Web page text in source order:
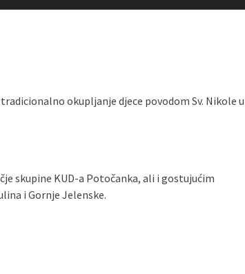
okupljanje djece povodom Sv. Nikole u
skupine KUD-a Potočanka, ali i gostujućim
i Gornje Jelenske.